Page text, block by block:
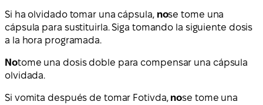
Si ha olvidado tomar una cápsula, nose tome una
cápsula para sustituirla. Siga tomando la siguiente dosis
a la hora programada.
Notome una dosis doble para compensar una cápsula
olvidada.
Si vomita después de tomar Fotivda, nose tome una